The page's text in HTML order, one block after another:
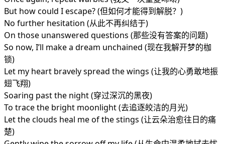
But how could I escape? (但如何才能得到解脱？)
No further hesitation (从此不再纠结于)
On those unanswered questions (那些没有答案的问题)
So now, I’ll make a dream unchained (现在我解开梦的枷
锁)
Let my heart bravely spread the wings (让我的心勇敢地振
翅飞翔)
Soaring past the night (穿过深沉的黑夜)
To trace the bright moonlight (去追逐皎洁的月光)
Let the clouds heal me of the stings (让云朵治愈往日的痛
楚)